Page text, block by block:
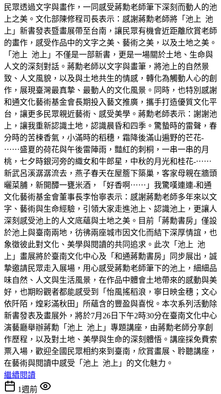
民眾透過文字與畫作，一同感受蔣勳老師筆下深刻而動人的池
上之美。文化部陳修程司長表示：感謝蔣勳老師將「池上 池
上」新書發表暨畫展帶至台南，讓民眾有機會近距離欣賞老師
的畫作，感受作品中的文字之美、藝術之美，以及土地之美。
「池上 池上」不僅是一部新書，更是一場關於土地、生命與
人文的深刻對話。蔣勳老師以文字與畫筆，將池上的自然景
致、人文風貌，以及與土地共生的情感，轉化為觸動人心的創
作，展現臺灣最真摯、最動人的文化風景。同時，也特別感謝
和通文化藝術基金會長期投入藝文推廣，攜手打造優質文化平
台，讓更多民眾親近藝術、感受美學。蔣勳老師表示：謝謝池
上，讓我重新認識土地，認識晨昏和四季。驚蟄時的雷聲，春
分時的苦楝香氣，小滿時的稻穗，霜降後滿山遍野的芒花-
⋯⋯盛夏的荷花與午後雷陣雨，豔紅的刺桐，一串一串的月
桃，七夕時銀河旁的織女和牛郎星，中秋的月光和桂花-⋯⋯
新武呂溪潺潺流去，燕子春天在屋簷下築巢，客家母親在牆頭
曬菜脯，新開醰一甕米酒，「好香啊⋯⋯」我驚嘆連連-和通
文化藝術基金會董事長李怡寧表示：感謝蔣勳老師多年來以文
字、藝術與生命經驗，引領大家走進池上、認識池上，更讓人
深刻感受池上的人文底蘊與土地之美。目前「蔣勳書房」僅設
於池上與臺南兩地，彷彿兩座城市因文化而結下深厚情誼，也
象徵彼此對文化、美學與閱讀的共同追求。此次「池上 池
上」畫展將於臺南文化中心及「和通蔣勳書房」同步展出，誠
摯邀請民眾走入展場，用心感受蔣勳老師筆下的池上，細細品
味自然、人文與生活風景，在作品中體會土地帶來的感動與美
好，也期盼觀者都能感受到「怡風搖稻浪，寧日映金穗；文心
依阡陌，煌彩滿秋田」所蘊含的豐盈與喜悅。本次系列活動除
新書發表及畫展外，將於7月26日下午2時30分在臺南文化中心
演藝廳舉辦蔣勳「池上 池上」專題講座，由蔣勳老師分享創
作歷程，以及對土地、美學與生命的深刻體悟。講座採免費索
票入場，歡迎全國民眾相約來到臺南，欣賞畫展、聆聽講座，
在藝術與閱讀中感受「池上 池上」的文化魅力。
繼續閱讀
1週前